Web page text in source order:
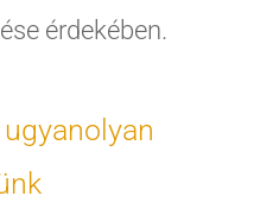
érdekében.